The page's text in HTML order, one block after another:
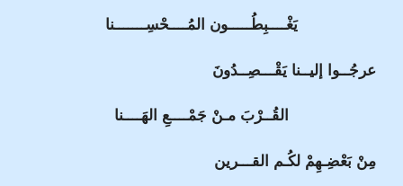
يَغْــــبِطُـــــون المُــــحْسِـــــــنا
عرجُــوا إليــنا يَقْـــصِــدُونَ
القُــرْبَ مـنْ جَمْــــعِ الهَــــنا
مِنْ بَعْضِـهِمْ لكُـم القـــرين